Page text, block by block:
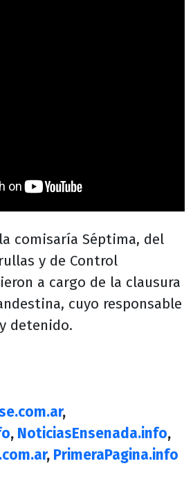
comisaría Séptima, del
y de Control
a cargo de la clausura
cuyo responsable
detenido.
,
, NoticiasEnsenada.info,
, PrimeraPagina.info